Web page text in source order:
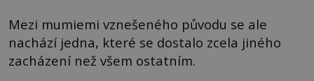
Mezi mumiemi vznešeného původu se ale
nachází jedna, které se dostalo zcela jiného
zacházení než všem ostatním.